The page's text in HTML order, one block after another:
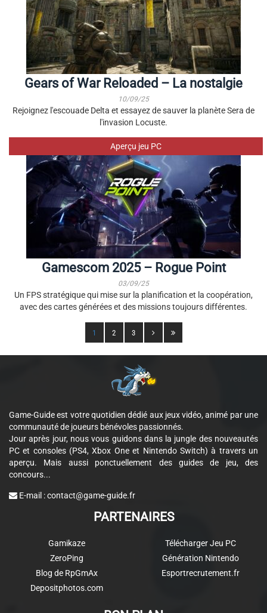
Gears of War Reloaded – La nostalgie
10/09/25
Rejoignez l'escouade Delta et essayez de sauver la planète Sera de
l'invasion Locuste.
Aperçu jeu PC
Gamescom 2025 – Rogue Point
03/09/25
Un FPS stratégique qui mise sur la planification et la coopération,
avec des cartes générées et des missions toujours différentes.
1 2 3
Game-Guide est votre quotidien dédié aux jeux vidéo, animé par une
communauté de joueurs bénévoles passionnés.
Jour après jour, nous vous guidons dans la jungle des nouveautés
PC et consoles (PS4, Xbox One et Nintendo Switch) à travers un
aperçu. Mais aussi ponctuellement des guides de jeu, des
concours...
E-mail :contact@game-guide.fr
PARTENAIRES
Gamikaze
ZeroPing
Blog de RpGmAx
Depositphotos.com
Télécharger Jeu PC
Génération Nintendo
Esportrecrutement.fr